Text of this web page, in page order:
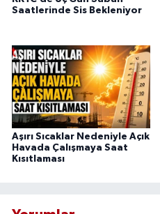
Saatlerinde Sis Bekleniyor
Aşırı Sıcaklar Nedeniyle Açık
Havada Çalışmaya Saat
Kısıtlaması